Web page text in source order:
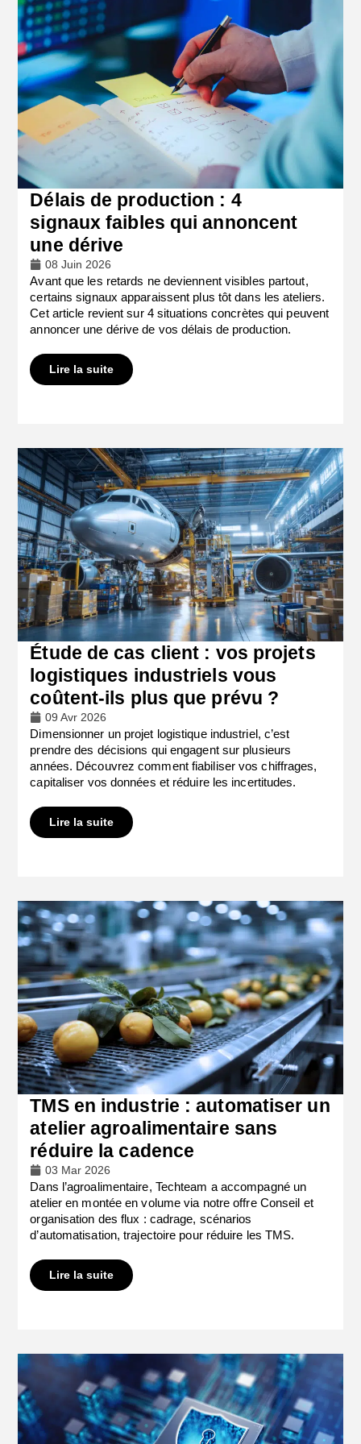
Délais de production : 4
signaux faibles qui annoncent
une dérive
08 Juin 2026
Avant que les retards ne deviennent visibles partout,
certains signaux apparaissent plus tôt dans les ateliers.
Cet article revient sur 4 situations concrètes qui peuvent
annoncer une dérive de vos délais de production.
Lire la suite
Étude de cas client : vos projets
logistiques industriels vous
coûtent-ils plus que prévu ?
09 Avr 2026
Dimensionner un projet logistique industriel, c’est
prendre des décisions qui engagent sur plusieurs
années. Découvrez comment fiabiliser vos chiffrages,
capitaliser vos données et réduire les incertitudes.
Lire la suite
TMS en industrie : automatiser un
atelier agroalimentaire sans
réduire la cadence
03 Mar 2026
Dans l’agroalimentaire, Techteam a accompagné un
atelier en montée en volume via notre offre Conseil et
organisation des flux : cadrage, scénarios
d’automatisation, trajectoire pour réduire les TMS.
Lire la suite